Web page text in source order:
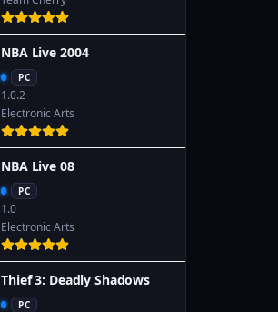
NBA Live 2004
PC
1.0.2
Electronic Arts
NBA Live 08
PC
1.0
Electronic Arts
Thief 3: Deadly Shadows
PC